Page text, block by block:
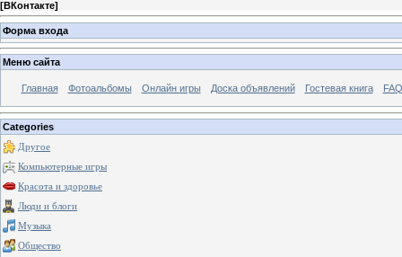
[ВКонтакте]
Форма входа
Меню сайта
Главная Фотоальбомы Онлайн игры Доска объявлений Гостевая книга
Categories
Другое
Компьютерные игры
Красота и здоровье
Люди и блоги
Музыка
Общество